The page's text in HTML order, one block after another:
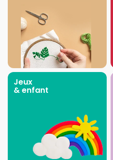
Jeux
& enfant